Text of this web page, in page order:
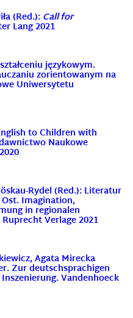
(Red.): Call for
Lang 2021
językowym.
zorientowanym na
Uniwersytetu
to Children with
Naukowe
Rydel (Red.): Literatur
Imagination,
in regionalen
Verlage 2021
Agata Mirecka
Zur deutschsprachigen
Vandenhoeck